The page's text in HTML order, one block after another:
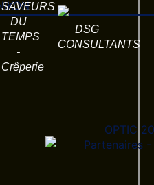
SAVEURS
DU
TEMPS
-
Crêperie
DSG
CONSULTANTS